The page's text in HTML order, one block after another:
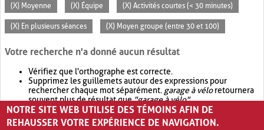
(X) Moyenne (X) Équipe (X) Activités courtes (< 30 minutes)
(X) En plusieurs séances (X) Moyen groupe (entre 30 et 100)
Votre recherche n'a donné aucun résultat
Vérifiez que l'orthographe est correcte.
Supprimez les guillemets autour des expressions pour
rechercher chaque mot séparément. garage à véloretournera
souvent plus de résultat que"garage à vélo".
Envisagez d'élargir votre recherche avec OR.garage OR vélo
retournera souvent plus de résultat quegarage à vélo
NOTRE SITE WEB UTILISE DES TÉMOINS AFIN DE
REHAUSSER VOTRE EXPÉRIENCE DE NAVIGATION.